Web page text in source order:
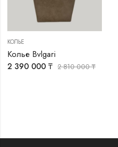
КОЛЬЕ
Колье Bvlgari
2 390 000 ₸ 2 810 000₸